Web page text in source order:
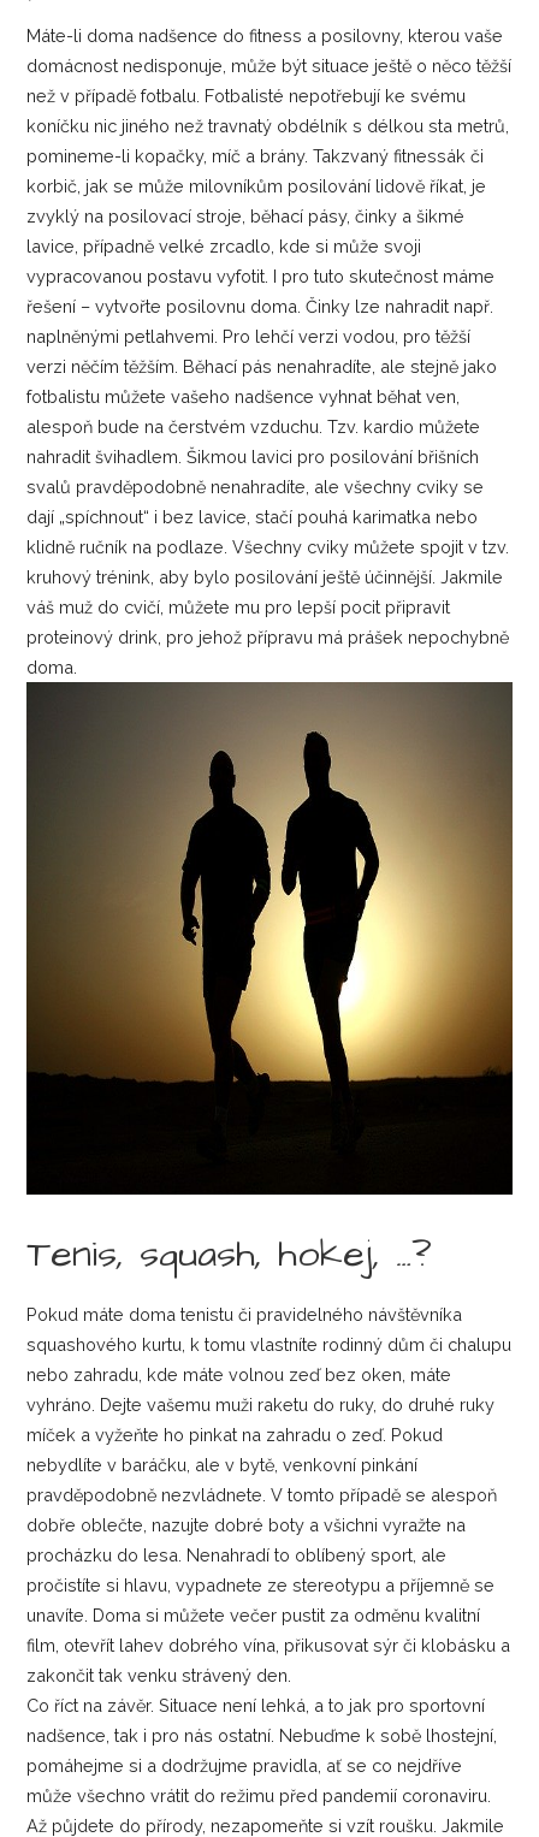
Máte-li doma nadšence do fitness a posilovny, kterou vaše
domácnost nedisponuje, může být situace ještě o něco těžší
než v případě fotbalu. Fotbalisté nepotřebují ke svému
koníčku nic jiného než travnatý obdélník s délkou sta metrů,
pomineme-li kopačky, míč a brány. Takzvaný fitnessák či
korbič, jak se může milovníkům posilování lidově říkat, je
zvyklý na posilovací stroje, běhací pásy, činky a šikmé
lavice, případně velké zrcadlo, kde si může svoji
vypracovanou postavu vyfotit. I pro tuto skutečnost máme
řešení – vytvořte posilovnu doma. Činky lze nahradit např.
naplněnými petlahvemi. Pro lehčí verzi vodou, pro těžší
verzi něčím těžším. Běhací pás nenahradíte, ale stejně jako
fotbalistu můžete vašeho nadšence vyhnat běhat ven,
alespoň bude na čerstvém vzduchu. Tzv. kardio můžete
nahradit švihadlem. Šikmou lavici pro posilování břišních
svalů pravděpodobně nenahradíte, ale všechny cviky se
dají „spíchnout“ i bez lavice, stačí pouhá karimatka nebo
klidně ručník na podlaze. Všechny cviky můžete spojit v tzv.
kruhový trénink, aby bylo posilování ještě účinnější. Jakmile
váš muž do cvičí, můžete mu pro lepší pocit připravit
proteinový drink, pro jehož přípravu má prášek nepochybně
doma.
Tenis, squash, hokej, …?
Pokud máte doma tenistu či pravidelného návštěvníka
squashového kurtu, k tomu vlastníte rodinný dům či chalupu
nebo zahradu, kde máte volnou zeď bez oken, máte
vyhráno. Dejte vašemu muži raketu do ruky, do druhé ruky
míček a vyžeňte ho pinkat na zahradu o zeď. Pokud
nebydlíte v baráčku, ale v bytě, venkovní pinkání
pravděpodobně nezvládnete. V tomto případě se alespoň
dobře oblečte, nazujte dobré boty a všichni vyražte na
procházku do lesa. Nenahradí to oblíbený sport, ale
pročistíte si hlavu, vypadnete ze stereotypu a příjemně se
unavíte. Doma si můžete večer pustit za odměnu kvalitní
film, otevřít lahev dobrého vína, přikusovat sýr či klobásku a
zakončit tak venku strávený den.
Co říct na závěr. Situace není lehká, a to jak pro sportovní
nadšence, tak i pro nás ostatní. Nebuďme k sobě lhostejní,
pomáhejme si a dodržujme pravidla, ať se co nejdříve
může všechno vrátit do režimu před pandemií coronaviru.
Až půjdete do přírody, nezapomeňte si vzít roušku. Jakmile